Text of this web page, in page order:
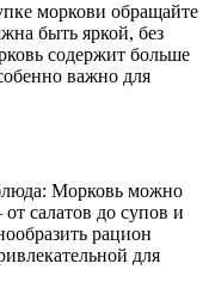
моркови обращайте
быть яркой, без
содержит больше
важно для
Морковь можно
салатов до супов и
рацион
для